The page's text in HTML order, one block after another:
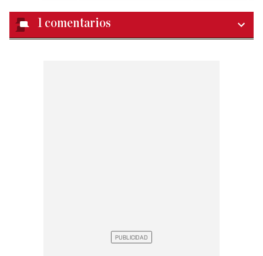
1 comentarios